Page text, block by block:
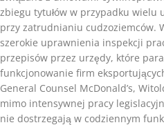
zbiegu tytułów w przypadku wielu
przy zatrudnianiu cudzoziemców.
szerokie uprawnienia inspekcji
przepisów przez urzędy, które
funkcjonowanie firm
General Counsel McDonald’s,
mimo intensywnej pracy
nie dostrzegają w codziennym